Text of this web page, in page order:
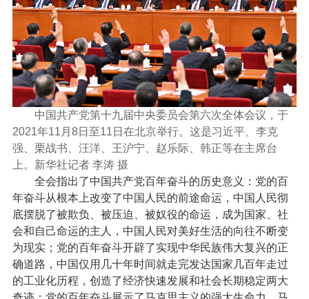
中国共产党第十九届中央委员会第六次全体会议，于
2021年11月8日至11日在北京举行。这是习近平、李克
强、栗战书、汪洋、王沪宁、赵乐际、韩正等在主席台
上。新华社记者 李涛 摄
全会指出了中国共产党百年奋斗的历史意义：党的百
年奋斗从根本上改变了中国人民的前途命运，中国人民彻
底摆脱了被欺负、被压迫、被奴役的命运，成为国家、社
会和自己命运的主人，中国人民对美好生活的向往不断变
为现实；党的百年奋斗开辟了实现中华民族伟大复兴的正
确道路，中国仅用几十年时间就走完发达国家几百年走过
的工业化历程，创造了经济快速发展和社会长期稳定两大